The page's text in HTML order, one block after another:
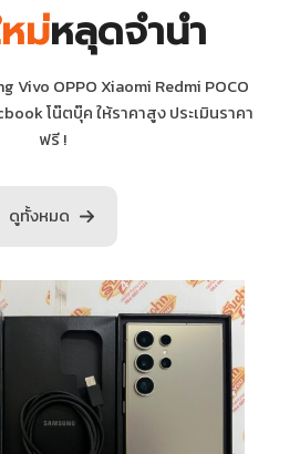
ม่หลุดจำนำ
Vivo OPPO Xiaomi Redmi POCO
โน๊ตบุ๊ค ให้ราคาสูง ประเมินราคา
ฟรี !
ดูทั้งหมด